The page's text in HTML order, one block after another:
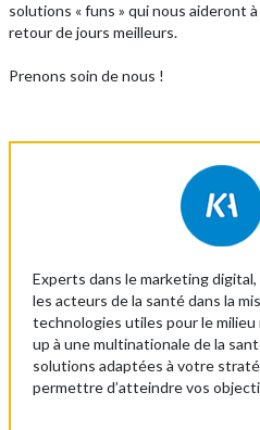
solutions « funs » qui nous aideront
retour de jours meilleurs.
Prenons soin de nous !
Experts dans le marketing
les acteurs de la santé dans la
technologies utiles pour le milieu
up à une multinationale de la
solutions adaptées à votre
permettre d’atteindre vos